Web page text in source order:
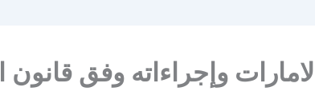
وإجراءاته وفق قانون